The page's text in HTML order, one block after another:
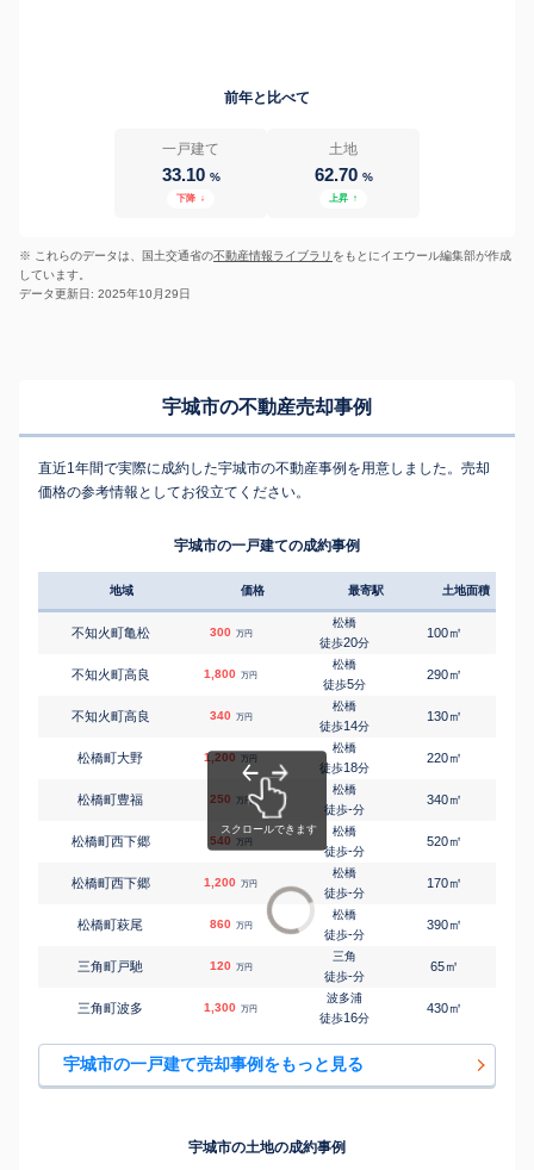
前年と比べて
一戸建て
33.10 %
下降 ↓
土地
62.70 %
上昇 ↑
※ これらのデータは、国土交通省の不動産情報ライブラリ をもとにイエウール編集部が作成
しています。
データ更新日: 2025年10月29日
宇城市の不動産売却事例
直近1年間で実際に成約した宇城市の不動産事例を用意しました。売却
価格の参考情報としてお役立てください。
宇城市の一戸建ての成約事例
地域 価格 最寄駅 土地面積
不知火町亀松 300 万円
松橋
徒歩20分
100㎡
不知火町高良 1,800 万円
松橋
徒歩5分
290㎡
不知火町高良 340 万円
松橋
徒歩14分
130㎡
松橋町大野 1,200 万円
松橋
徒歩18分
220㎡
松橋町豊福 250 万円
松橋
徒歩-分
340㎡
松橋町西下郷 540 万円
松橋
徒歩-分
520㎡
松橋町西下郷 1,200 万円
松橋
徒歩-分
170㎡
松橋町萩尾 860 万円
松橋
徒歩-分
390㎡
三角町戸馳 120 万円
三角
徒歩-分
65㎡
三角町波多 1,300 万円
波多浦
徒歩16分
430㎡
宇城市の一戸建て売却事例をもっと見る
宇城市の土地の成約事例